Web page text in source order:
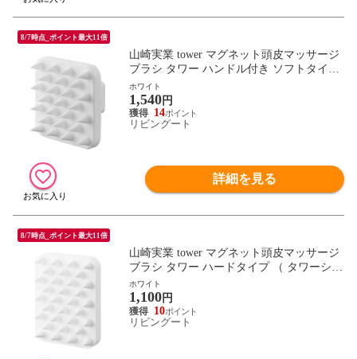
8/7時点_ポイント最大11倍
山崎実業 tower マグネット頭皮マッサージ
ブラシ タワー ハンドル付き ソフトタイプ
（ 4903208017695 タワーシリーズ 頭皮マ
ッサージブラシ マッサージブラシ ソフト
洗浄ブラシ ヘッドブラシ マグネット 磁石
頭皮ケア ） 【ホワイト】
ホワイト
1,540円
14
リビングート
詳細を見る
8/7時点_ポイント最大11倍
山崎実業 tower マグネット頭皮マッサージ
ブラシ タワー ハードタイプ （ タワーシリ
ーズ 頭皮マッサージブラシ マッサージブ
ラシ ハード 洗浄ブラシ ヘッドブラシ マグ
ネット 磁石 頭皮ケア ヘッドマッサージ ）
【ホワイト】
ホワイト
1,100円
10
リビングート